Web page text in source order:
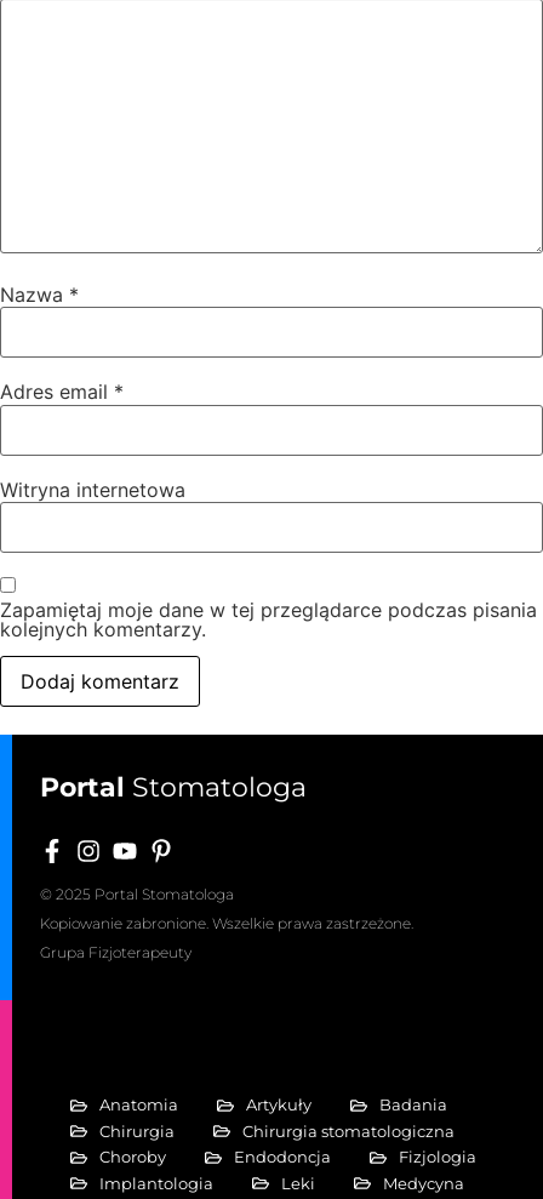
Nazwa *
Adres email *
Witryna internetowa
Zapamiętaj moje dane w tej przeglądarce podczas pisania
kolejnych komentarzy.
Portal Stomatologa
© 2025 Portal Stomatologa
Kopiowanie zabronione. Wszelkie prawa zastrzeżone.
Grupa Fizjoterapeuty
Anatomia Artykuły
Badania
Chirurgia
Chirurgia stomatologiczna
Choroby
Endodoncja
Fizjologia
Implantologia
Leki Medycyna